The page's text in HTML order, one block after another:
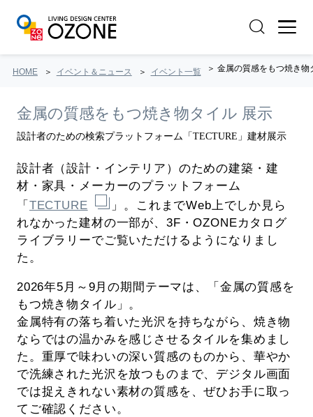
HOME イベント＆ニュース イベント一覧 金属の質感をもつ焼き物
金属の質感をもつ焼き物タイル 展示
設計者のための検索プラットフォーム「TECTURE」建材展示
設計者（設計・インテリア）のための建築・建
材・家具・メーカーのプラットフォーム
「 TECTURE
」。これまでWeb上でしか見ら
れなかった建材の一部が、3F・OZONEカタログ
ライブラリーでご覧いただけるようになりまし
た。
2026年5月～9月の期間テーマは、「金属の質感を
もつ焼き物タイル」。
金属特有の落ち着いた光沢を持ちながら、焼き物
ならではの温かみを感じさせるタイルを集めまし
た。重厚で味わいの深い質感のものから、華やか
で洗練された光沢を放つものまで、デジタル画面
では捉えきれない素材の質感を、ぜひお手に取っ
てご確認ください。